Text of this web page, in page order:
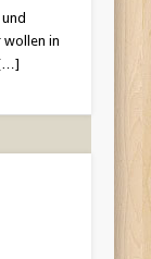
wollen in
[…]